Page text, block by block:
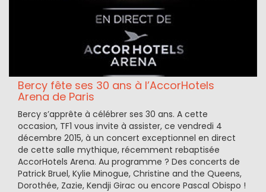
Bercy fête ses 30 ans à l’AccorHotels
Arena de Paris
Bercy s’apprête à célébrer ses 30 ans. A cette
occasion, TF1 vous invite à assister, ce vendredi 4
décembre 2015, à un concert exceptionnel en direct
de cette salle mythique, récemment rebaptisée
AccorHotels Arena. Au programme ? Des concerts de
Patrick Bruel, Kylie Minogue, Christine and the Queens,
Dorothée, Zazie, Kendji Girac ou encore Pascal Obispo !